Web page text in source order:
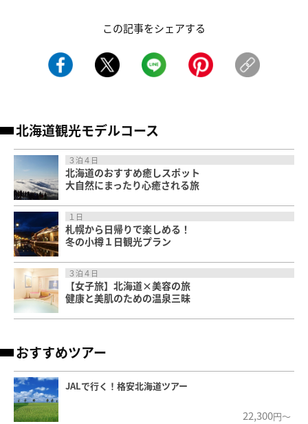
この記事をシェアする
北海道観光モデルコース
３泊４日
北海道のおすすめ癒しスポット
大自然にまったり心癒される旅
１日
札幌から日帰りで楽しめる！
冬の小樽１日観光プラン
３泊４日
【女子旅】北海道×美容の旅
健康と美肌のための温泉三昧
おすすめツアー
JALで行く！格安北海道ツアー
22,300円～